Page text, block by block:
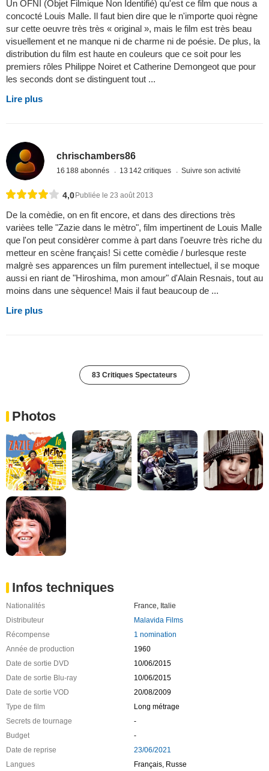
Un OFNI (Objet Filmique Non Identifié) qu'est ce film que nous a
concocté Louis Malle. Il faut bien dire que le n'importe quoi règne
sur cette oeuvre très très « original », mais le film est très beau
visuellement et ne manque ni de charme ni de poésie. De plus, la
distribution du film est haute en couleurs que ce soit pour les
premiers rôles Philippe Noiret et Catherine Demongeot que pour
les seconds dont se distinguent tout ...
Lire plus
chrischambers86
16 188 abonnés 13 142 critiques Suivre son activité
4,0 Publiée le 23 août 2013
De la comèdie, on en fit encore, et dans des directions très
varièes telle "Zazie dans le mètro", film impertinent de Louis Malle
que l'on peut considèrer comme à part dans l'oeuvre très riche du
metteur en scène français! Si cette comèdie / burlesque reste
malgrè ses apparences un film purement intellectuel, il se moque
aussi en riant de "Hiroshima, mon amour" d'Alain Resnais, tout au
moins dans une sèquence! Mais il faut beaucoup de ...
Lire plus
83 Critiques Spectateurs
Photos
Infos techniques
Nationalités France, Italie
Distributeur
Malavida Films
Récompense
1 nomination
Année de production
1960
Date de sortie DVD
10/06/2015
Date de sortie Blu-ray
10/06/2015
Date de sortie VOD
20/08/2009
Type de film
Long métrage
Secrets de tournage
-
Budget
-
Date de reprise
23/06/2021
Langues
Français, Russe